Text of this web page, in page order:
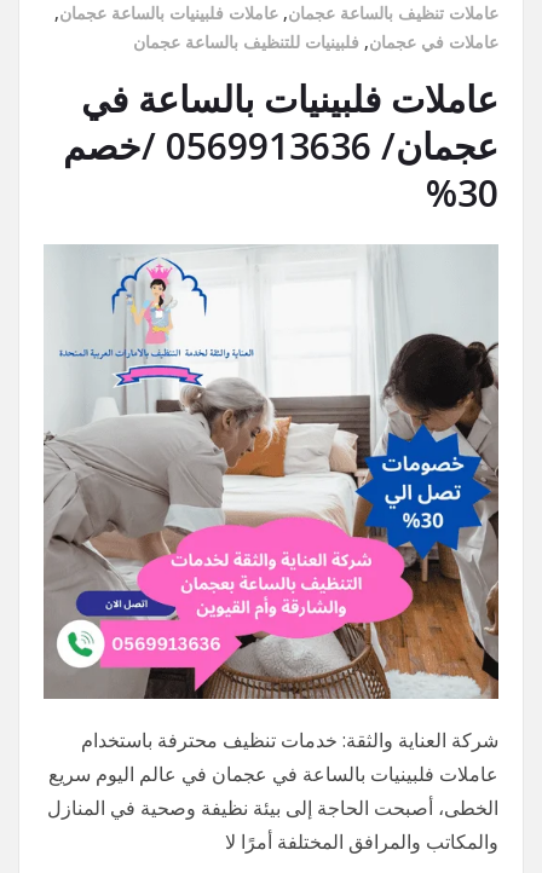
عاملات تنظيف بالساعة عجمان, عاملات فلبينيات بالساعة عجمان,
عاملات في عجمان, فلبينيات للتنظيف بالساعة عجمان
عاملات فلبينيات بالساعة في
عجمان/ 0569913636 /خصم
30%
شركة العناية والثقة: خدمات تنظيف محترفة باستخدام
عاملات فلبينيات بالساعة في عجمان في عالم اليوم سريع
الخطى، أصبحت الحاجة إلى بيئة نظيفة وصحية في المنازل
والمكاتب والمرافق المختلفة أمرًا لا